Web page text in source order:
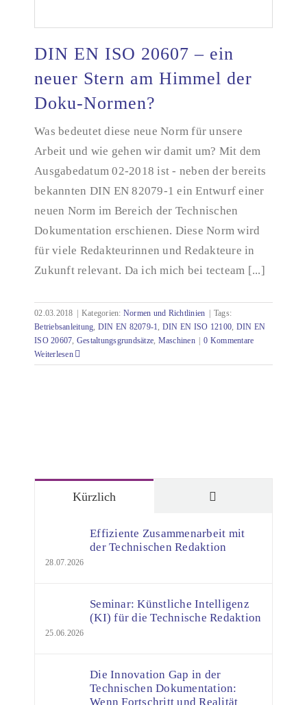
DIN EN ISO 20607 – ein neuer Stern am Himmel
DIN EN ISO 20607 – ein
neuer Stern am Himmel der
Doku-Normen?
Was bedeutet diese neue Norm für unsere
Arbeit und wie gehen wir damit um? Mit dem
Ausgabedatum 02-2018 ist - neben der bereits
bekannten DIN EN 82079-1 ein Entwurf einer
neuen Norm im Bereich der Technischen
Dokumentation erschienen. Diese Norm wird
für viele Redakteurinnen und Redakteure in
Zukunft relevant. Da ich mich bei tecteam [...]
02.03.2018 Kategorien: Normen und Richtlinien
Tags:
Betriebsanleitung, DIN EN 82079-1, DIN EN ISO 12100, DIN EN
ISO 20607, Gestaltungsgrundsätze, Maschinen
0 Kommentare
Weiterlesen
Kürzlich
Effiziente Zusammenarbeit mit
der Technischen Redaktion
28.07.2026
Seminar: Künstliche Intelligenz
(KI) für die Technische Redaktion
25.06.2026
Die Innovation Gap in der
Technischen Dokumentation:
Wenn Fortschritt und Realität